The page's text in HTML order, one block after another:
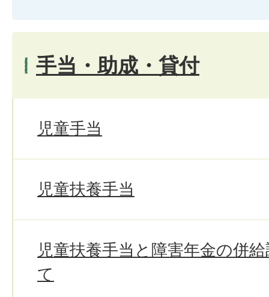
手当・助成・貸付
児童手当
児童扶養手当
児童扶養手当と障害年金の併
て